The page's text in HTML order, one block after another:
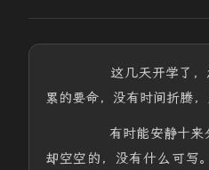
这几天开学了，怎
累的要命，没有时间折腾
有时能安静十来分
却空空的，没有什么可写